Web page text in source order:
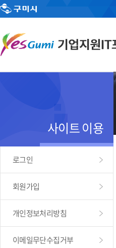
사이트 이용
로그인
회원가입
개인정보처리방침
이메일무단수집거부